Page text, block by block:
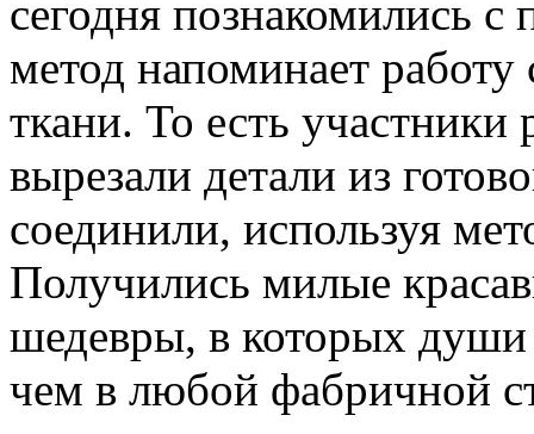
сегодня познакомились с
метод напоминает
ткани. То есть участники
вырезали детали из
соединили, используя
Получились милые
шедевры, в которых души
чем в любой фабричной